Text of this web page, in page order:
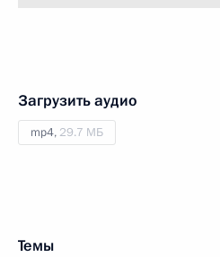
Загрузить аудио
mp4, 29.7 МБ
Темы